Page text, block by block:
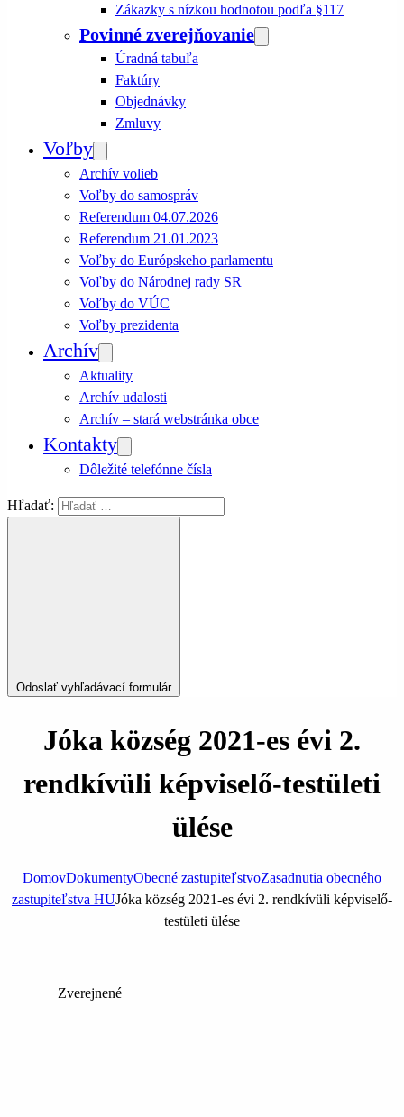
Zákazky s nízkou hodnotou podľa §117
Povinné zverejňovanie
Úradná tabuľa
Faktúry
Objednávky
Zmluvy
Voľby
Archív volieb
Voľby do samospráv
Referendum 04.07.2026
Referendum 21.01.2023
Voľby do Európskeho parlamentu
Voľby do Národnej rady SR
Voľby do VÚC
Voľby prezidenta
Archív
Aktuality
Archív udalosti
Archív – stará webstránka obce
Kontakty
Dôležité telefónne čísla
Hľadať:
Odoslať vyhľadávací formulár
Jóka község 2021-es évi 2.
rendkívüli képviselő-testületi
ülése
DomovDokumentyObecné zastupiteľstvoZasadnutia obecného
zastupiteľstva HUJóka község 2021-es évi 2. rendkívüli képviselő-
testületi ülése
Zverejnené